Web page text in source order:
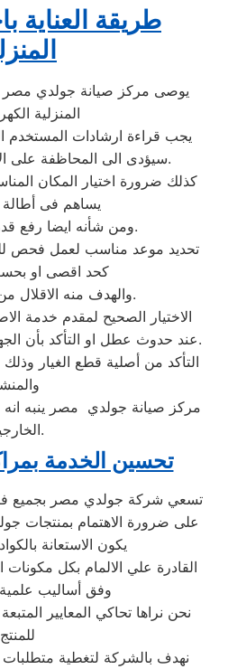
طريقة العناية
المنزلية
يجب قراءة ارشادات المستخدم
سيؤدى الى المحاظفة على الاجهزة وتلاشى الاعطال.
يساهم فى أطالة
ومن شأنه ايضا رفع قدرة وكفاءة الجهاز.
كحد اقصى او
والهدف منه الاقلال من حدوث الاعطال.
عند حدوث عطل او التأكد بأن الجهاز لا يعمل بالشكل المطلوب.
مركز صيانة جولدي مصر ينبه انه
الخارجية.
تحسين الخدمة
تسعي شركة جولدي مصر بجميع
على ضرورة الاهتمام بمنتجات
يكون الاستعانة
القادرة علي الالمام بكل مكونات
وفق أساليب علمية
للمنتج
نهدف بالشركة لتغطية